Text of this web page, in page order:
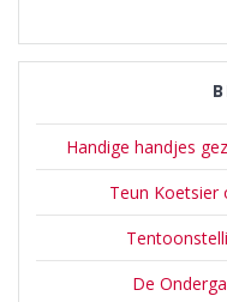
Handige handjes
Teun Koetsier
De